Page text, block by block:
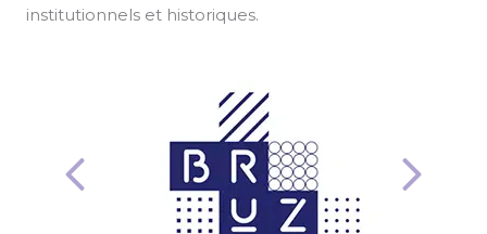
institutionnels et historiques.